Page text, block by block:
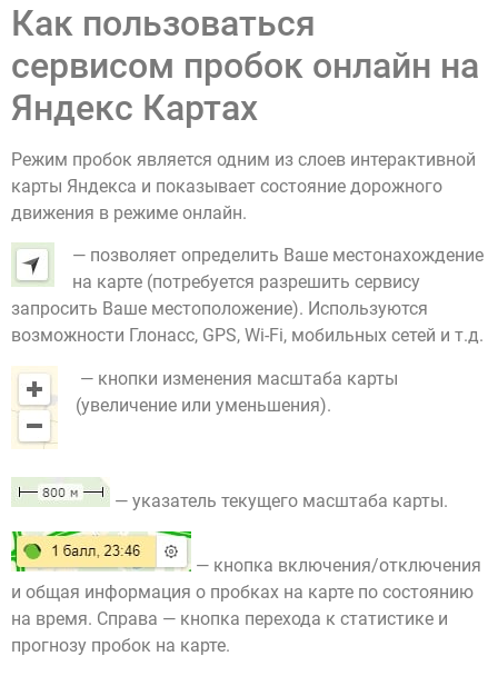
Как пользоваться
сервисом пробок онлайн на
Яндекс Картах
Режим пробок является одним из слоев интерактивной
карты Яндекса и показывает состояние дорожного
движения в режиме онлайн.
— позволяет определить Ваше местонахождение
на карте (потребуется разрешить сервису
запросить Ваше местоположение). Используются
возможности Глонасс, GPS, Wi-Fi, мобильных сетей и т.д.
— кнопки изменения масштаба карты
(увеличение или уменьшения).
— указатель текущего масштаба карты.
— кнопка включения/отключения
и общая информация о пробках на карте по состоянию
на время. Справа — кнопка перехода к статистике и
прогнозу пробок на карте.